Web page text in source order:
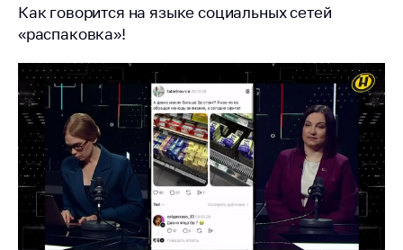
данных
Обратиться в МАРТ
Личный прием
граждан и юр. лиц
Прямaя телефоннaя
линия
Горячая линия
Как говорится на языке социальных сетей
«распаковка»!